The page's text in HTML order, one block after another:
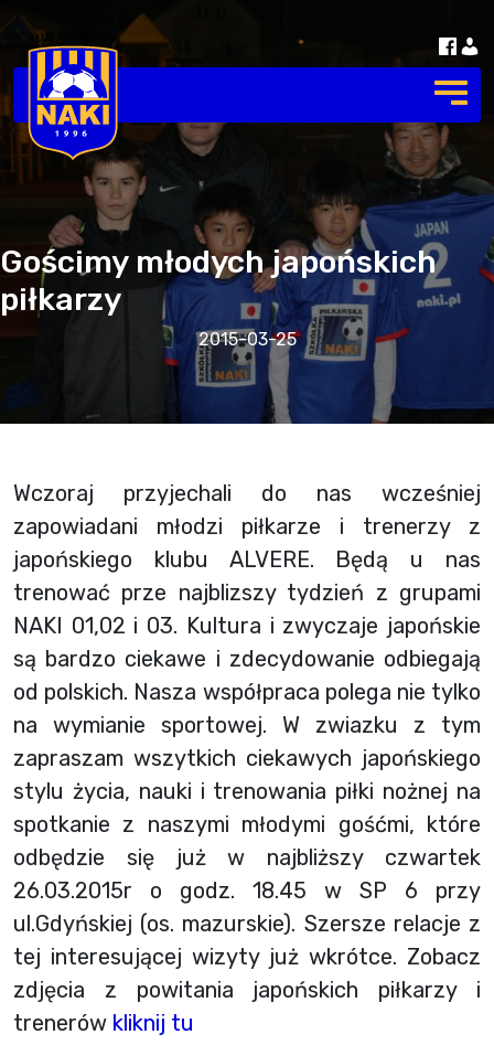
Gościmy młodych japońskich
piłkarzy
2015-03-25
Wczoraj przyjechali do nas wcześniej
zapowiadani młodzi piłkarze i trenerzy z
japońskiego klubu ALVERE. Będą u nas
trenować prze najblizszy tydzień z grupami
NAKI 01,02 i 03. Kultura i zwyczaje japońskie
są bardzo ciekawe i zdecydowanie odbiegają
od polskich. Nasza współpraca polega nie tylko
na wymianie sportowej. W zwiazku z tym
zapraszam wszytkich ciekawych japońskiego
stylu życia, nauki i trenowania piłki nożnej na
spotkanie z naszymi młodymi gośćmi, które
odbędzie się już w najbliższy czwartek
26.03.2015r o godz. 18.45 w SP 6 przy
ul.Gdyńskiej (os. mazurskie). Szersze relacje z
tej interesującej wizyty już wkrótce. Zobacz
zdjęcia z powitania japońskich piłkarzy i
trenerów kliknij tu